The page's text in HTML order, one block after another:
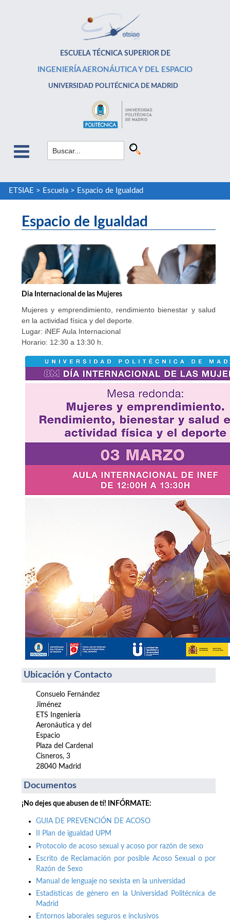
ESCUELA TÉCNICA SUPERIOR DE
INGENIERÍA AERONÁUTICA Y DEL ESPACIO
UNIVERSIDAD POLITÉCNICA DE MADRID
ETSIAE > Escuela> Espacio de Igualdad
Espacio de Igualdad
Dia Internacional de las Mujeres
Mujeres y emprendimiento, rendimiento bienestar y salud
en la actividad física y del deporte.
Lugar: iNEF Aula Internacional
Horario: 12:30 a 13:30 h.
Ubicación y Contacto
Consuelo Fernández
Jiménez
ETS Ingeniería
Aeronáutica y del
Espacio
Plaza del Cardenal
Cisneros, 3
28040 Madrid
Documentos
¡No dejes que abusen de tí! INFÓRMATE:
GUIA DE PREVENCIÓN DE ACOSO
II Plan de igualdad UPM
Protocolo de acoso sexual y acoso por razón de sexo
Escrito de Reclamación por posible Acoso Sexual o por
Razón de Sexo
Manual de lenguaje no sexista en la universidad
Estadísticas de género en la Universidad Politécnica de
Madrid
Entornos laborales seguros e inclusivos